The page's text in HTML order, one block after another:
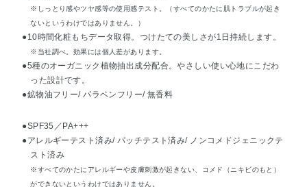
※しっとり感やツヤ感等の使用感テスト。（すべてのかたに肌トラブルが起き
ないというわけではありません。）
●10時間化粧もちデータ取得。つけたての美しさが1日持続します。
※当社調べ。効果には個人差があります。
●5種のオーガニック植物抽出成分配合。やさしい使い心地にこだわ
った設計です。
●鉱物油フリー/ パラベンフリー/ 無香料
●SPF35／PA+++
●アレルギーテスト済み/ パッチテスト済み/ ノンコメドジェニックテ
スト済み
※すべてのかたにアレルギーや皮膚刺激が起きない、コメド（ニキビのもと）
ができないというわけではありません。